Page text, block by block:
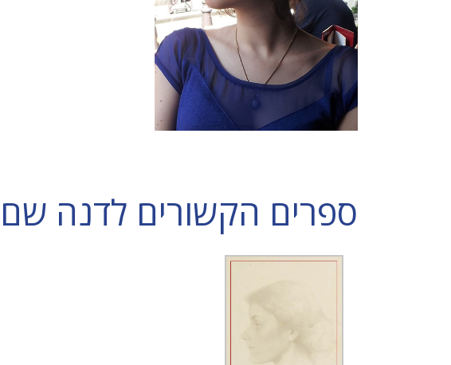
ספרים הקשורים לדנה